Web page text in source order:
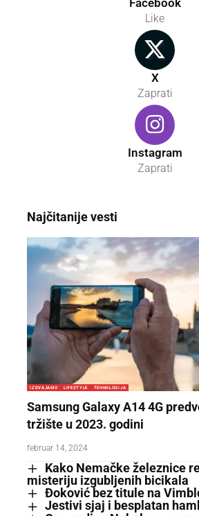
Like
X
Zaprati
Instagram
Zaprati
Najčitanije vesti
IZDVAJAMO LIFESTYLE TEHNOLOGIJA
Samsung Galaxy A14 4G
tržište u 2023. godini
februar 14, 2024
Kako Nemačke železnice
misteriju izgubljenih bicikala
Đoković bez titule na
Jestivi sjaj i besplatan